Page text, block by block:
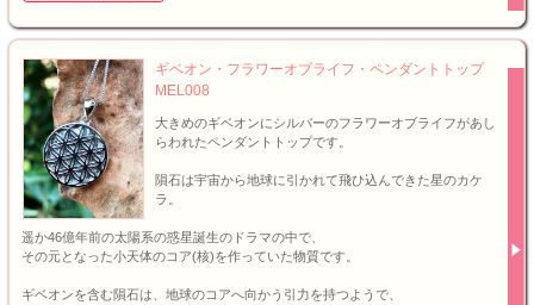
ギベオン・フラワーオブライフ・ペンダントトップ
MEL008
大きめのギベオンにシルバーのフラワーオブライフがあし
らわれたペンダントトップです。
隕石は宇宙から地球に引かれて飛ひ込んできた星のカケ
ラ。
遥か46億年前の太陽系の惑星誕生のドラマの中で、
その元となった小天体のコア(核)を作っていた物質です。
ギベオンを含む隕石は、地球のコアへ向かう引力を持つようで、